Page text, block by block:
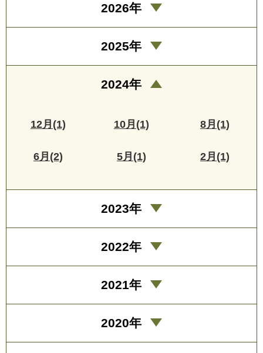
2026年
2025年
2024年
12月(1) 10月(1) 8月(1)
6月(2) 5月(1) 2月(1)
2023年
2022年
2021年
2020年